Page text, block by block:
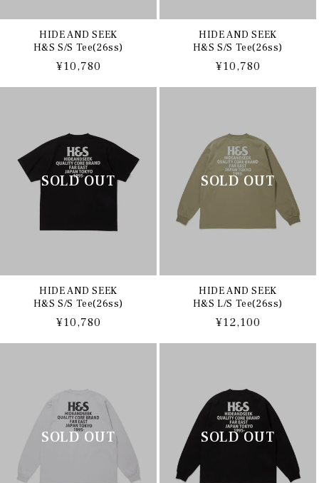
HIDE AND SEEK
H&S S/S Tee(26ss)
通
常
¥10,780
HIDE AND SEEK
H&S S/S Tee(26ss)
通
常
¥10,780
HIDE AND SEEK
H&S S/S Tee(26ss)
通
常
¥10,780
HIDE AND SEEK
H&S L/S Tee(26ss)
通
常
¥12,100